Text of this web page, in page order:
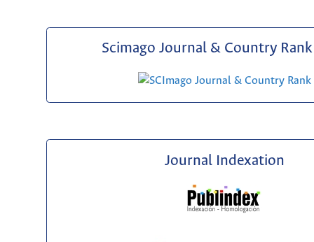
Scimago Journal & Country Rank
Journal Indexation